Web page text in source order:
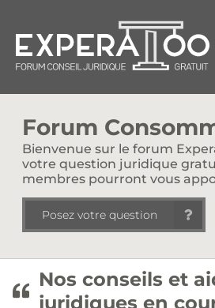
Forum
Bienvenue sur le forum
votre question juridique
membres pourront vous
Posez votre question
Nos conseils et
juridiques en